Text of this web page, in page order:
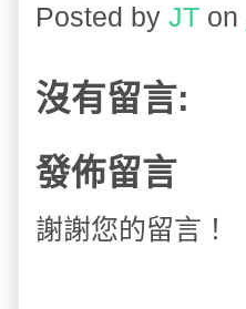
Posted by JT on
沒有留言:
發佈留言
謝謝您的留言！